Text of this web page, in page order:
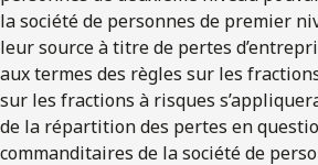
la société de personnes de premier
leur source à titre de pertes
aux termes des règles sur les
sur les fractions à risques
de la répartition des pertes en
commanditaires de la société de